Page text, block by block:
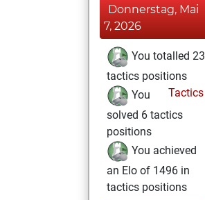
Donnerstag, Mai
7, 2026
You totalled 23
tactics positions
Tactics
You
solved 6 tactics
positions
You achieved
an Elo of 1496 in
tactics positions